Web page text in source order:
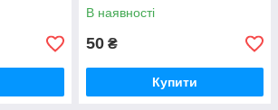
В наявності
50 ₴
Купити